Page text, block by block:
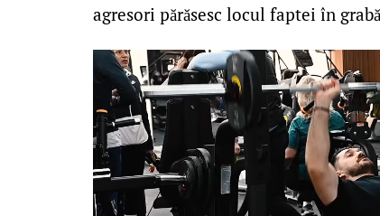
agresori părăsesc locul faptei în